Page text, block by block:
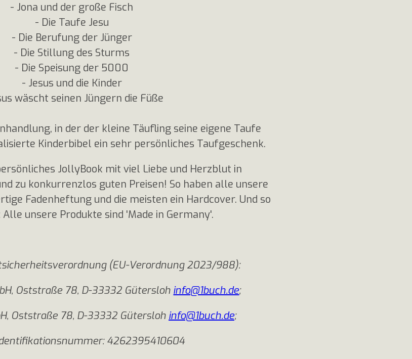
- Jona und der große Fisch
- Die Taufe Jesu
- Die Berufung der Jünger
- Die Stillung des Sturms
- Die Speisung der 5000
- Jesus und die Kinder
wäscht seinen Jüngern die Füße
in der der kleine Täufling seine eigene Taufe
Kinderbibel ein sehr persönliches Taufgeschenk.
JollyBook mit viel Liebe und Herzblut in
zu konkurrenzlos guten Preisen! So haben alle unsere
Fadenheftung und die meisten ein Hardcover. Und so
unsere Produkte sind 'Made in Germany'.
(EU-Verordnung 2023/988):
Oststraße 78, D-33332 Güterslohinfo@1buch.de;
Oststraße 78, D-33332 Güterslohinfo@1buch.de;
4262395410604